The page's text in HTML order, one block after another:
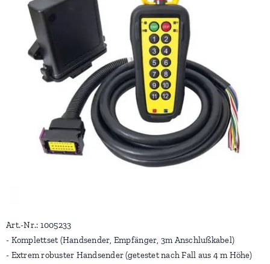
Art.-Nr.: 1005233
- Komplettset (Handsender, Empfänger, 3m Anschlußkabel)
- Extrem robuster Handsender (getestet nach Fall aus 4 m Höhe)